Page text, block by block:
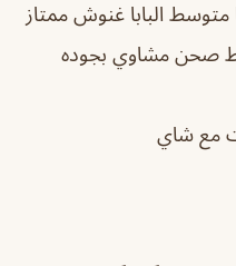
متوسط البابا غنوش ممتاز
صحن مشاوي بجوده
مع شاي